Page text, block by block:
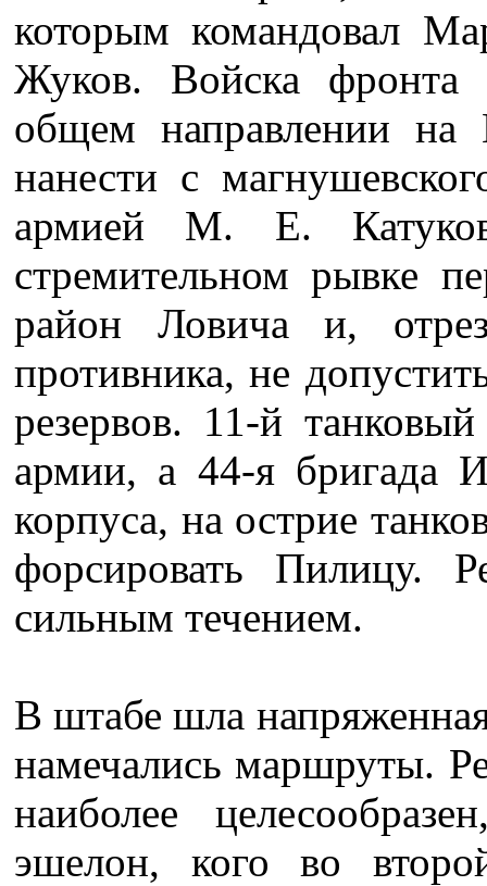
которым командовал
Жуков. Войска фронта
общем направлении на
нанести с
армией М. Е.
стремительном рывке
район Ловича и,
противника, не
резервов. 11-й
армии, а 44-я бригада
корпуса, на острие
форсировать Пилицу.
сильным течением.
В штабе шла
намечались маршруты.
наиболее
эшелон, кого во